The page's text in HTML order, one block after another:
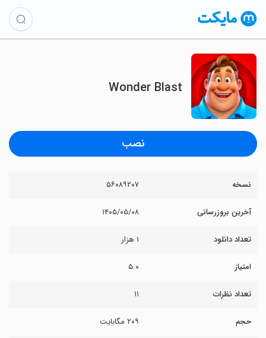
Wonder Blast
نصب
نسخه ۵۶۰۸۹۲۰۷
آخرین بروزرسانی ۱۴۰۵/۰۵/۰۸
تعداد دانلود ۱ هزار
امتیاز ۵.۰
تعداد نظرات ۱۱
حجم ۲۰۹ مگابایت